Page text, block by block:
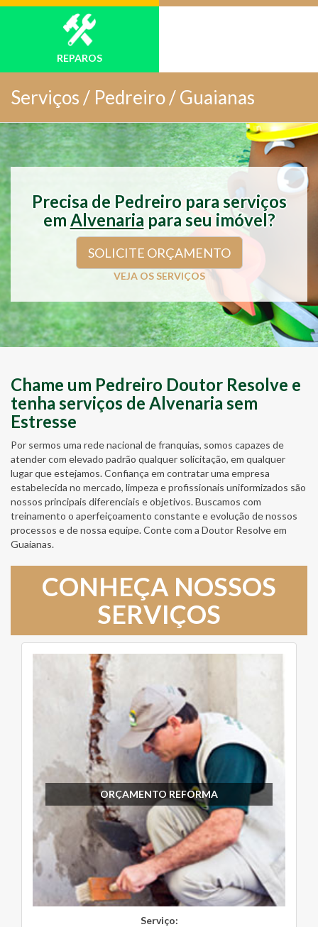
REPAROS
Serviços / Pedreiro / Guaianas
Precisa de Pedreiro para serviços
em Alvenaria para seu imóvel?
SOLICITE ORÇAMENTO
VEJA OS SERVIÇOS
Chame um Pedreiro Doutor Resolve e
tenha serviços de Alvenaria sem
Estresse
Por sermos uma rede nacional de franquias, somos capazes de
atender com elevado padrão qualquer solicitação, em qualquer
lugar que estejamos. Confiança em contratar uma empresa
estabelecida no mercado, limpeza e profissionais uniformizados são
nossos principais diferenciais e objetivos. Buscamos com
treinamento o aperfeiçoamento constante e evolução de nossos
processos e de nossa equipe. Conte com a Doutor Resolve em
Guaianas.
CONHEÇA NOSSOS
SERVIÇOS
ORÇAMENTO REFORMA
Serviço: